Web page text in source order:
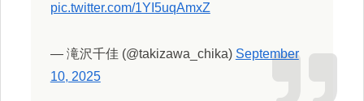
pic.twitter.com/1YI5uqAmxZ
— 滝沢千佳 (@takizawa_chika) September
10, 2025